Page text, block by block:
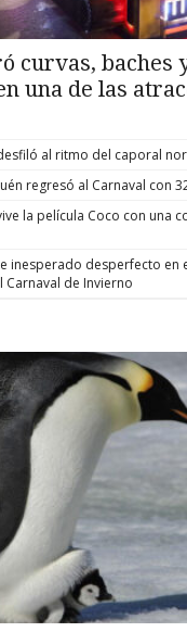
curvas, baches
una de las
al ritmo del caporal
regresó al Carnaval con
la película Coco con una
inesperado desperfecto en
de Invierno